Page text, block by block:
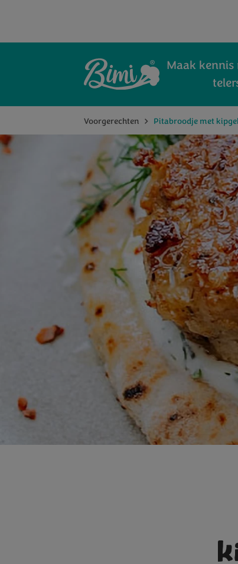
Maak kennis
Voorgerechten Pitabroodje met